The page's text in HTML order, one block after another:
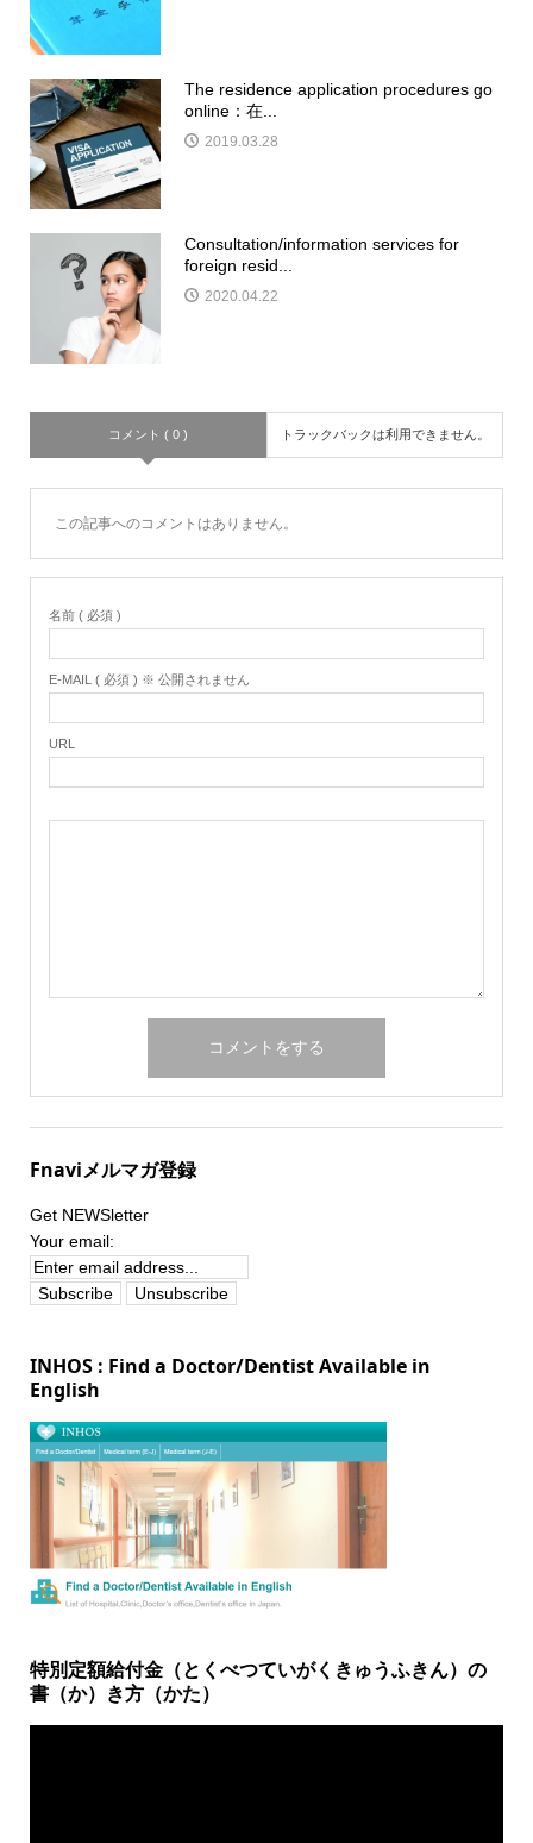
The residence application procedures go
online：在...
2019.03.28
Consultation/information services for
foreign resid...
2020.04.22
コメント ( 0 ) トラックバックは利用できません。
この記事へのコメントはありません。
名前 ( 必須 )
E-MAIL ( 必須 ) ※ 公開されません
URL
Fnaviメルマガ登録
Get NEWSletter
Your email:
INHOS : Find a Doctor/Dentist Available in
English
特別定額給付金（とくべつていがくきゅうふきん）の
書（か）き方（かた）